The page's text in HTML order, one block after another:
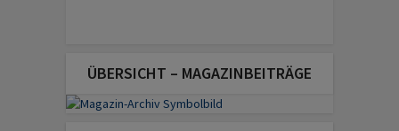
ÜBERSICHT – MAGAZINBEITRÄGE